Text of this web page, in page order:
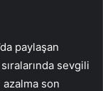
paylaşan
sevgili
son